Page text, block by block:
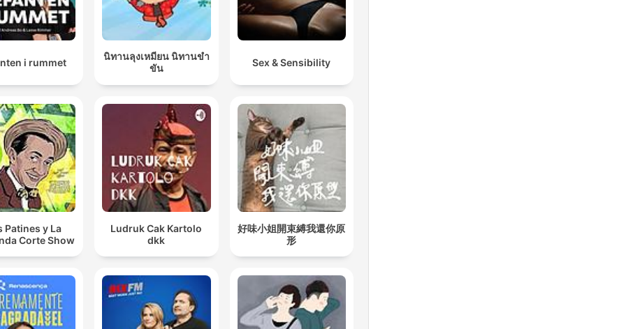
i rummet
นิทานลุงเหมียน นิทานขำ
ขัน
Sex & Sensibility
Patines y La
Corte Show
Ludruk Cak Kartolo
dkk
好味小姐開束縛我還你原
形